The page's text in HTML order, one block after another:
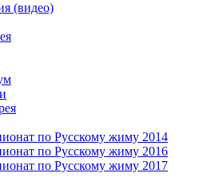
(видео)
по Русскому жиму 2014
по Русскому жиму 2016
по Русскому жиму 2017